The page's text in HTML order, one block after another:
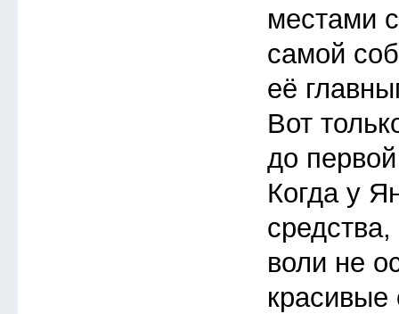
местами
самой
её
Вот
до
Когда у
воли не